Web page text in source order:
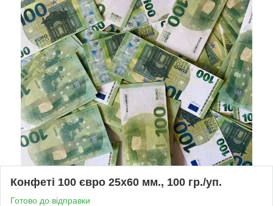
Конфеті 100 євро 25х60 мм., 100 гр./уп.
Готово до відправки